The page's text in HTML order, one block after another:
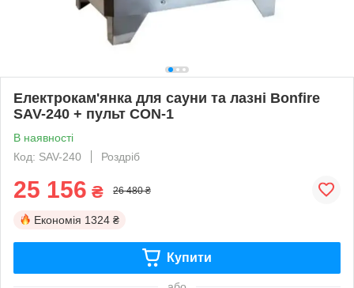
Електрокам'янка для сауни та лазні Bonfire
SAV-240 + пульт CON-1
В наявності
Код: SAV-240
Роздріб
25 156 ₴ 26 480 ₴
Економія 1324 ₴
Купити